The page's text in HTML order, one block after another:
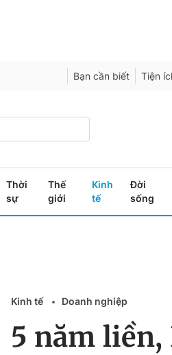
Bạn cần biết Tiện
Thời
sự
Thế
giới
Kinh
tế
Đời
sống
Kinh tế Doanh nghiệp
5 năm liền,